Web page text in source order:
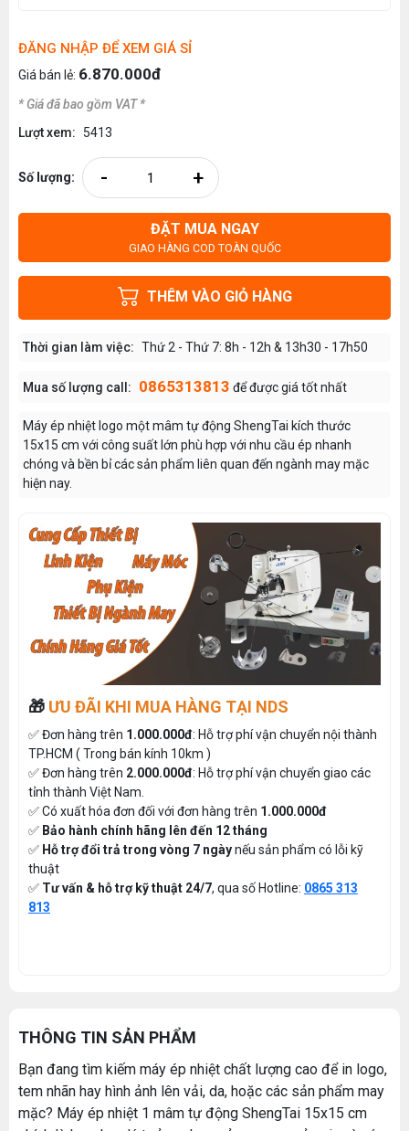
ĐĂNG NHẬP ĐỂ XEM GIÁ SỈ
Giá bán lẻ: 6.870.000đ
* Giá đã bao gồm VAT *
Lượt xem:
5413
Số lượng: - +
ĐẶT MUA NGAY
GIAO HÀNG COD TOÀN QUỐC
THÊM VÀO GIỎ HÀNG
Thời gian làm việc: Thứ 2 - Thứ 7: 8h - 12h & 13h30 - 17h50
Mua số lượng call: 0865313813 để được giá tốt nhất
Máy ép nhiệt logo một mâm tự động ShengTai kích thước
15x15 cm với công suất lớn phù hợp với nhu cầu ép nhanh
chóng và bền bỉ các sản phẩm liên quan đến ngành may mặc
hiện nay.
🎁 ƯU ĐÃI KHI MUA HÀNG TẠI NDS
✅ Đơn hàng trên 1.000.000đ: Hỗ trợ phí vận chuyển nội thành
TP.HCM ( Trong bán kính 10km )
✅ Đơn hàng trên 2.000.000đ: Hỗ trợ phí vận chuyển giao các
tỉnh thành Việt Nam.
✅ Có xuất hóa đơn đối với đơn hàng trên 1.000.000đ
✅ Bảo hành chính hãng lên đến 12 tháng
✅ Hỗ trợ đổi trả trong vòng 7 ngàynếu sản phẩm có lỗi kỹ
thuật
✅ Tư vấn & hỗ trợ kỹ thuật 24/7, qua số Hotline: 0865 313
813
THÔNG TIN SẢN PHẨM
Bạn đang tìm kiếm máy ép nhiệt chất lượng cao để in logo,
tem nhãn hay hình ảnh lên vải, da, hoặc các sản phẩm may
mặc? Máy ép nhiệt 1 mâm tự động ShengTai 15x15 cm